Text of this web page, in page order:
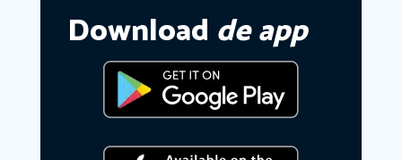
Download de app